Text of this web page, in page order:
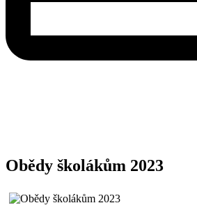
Obědy školákům 2023